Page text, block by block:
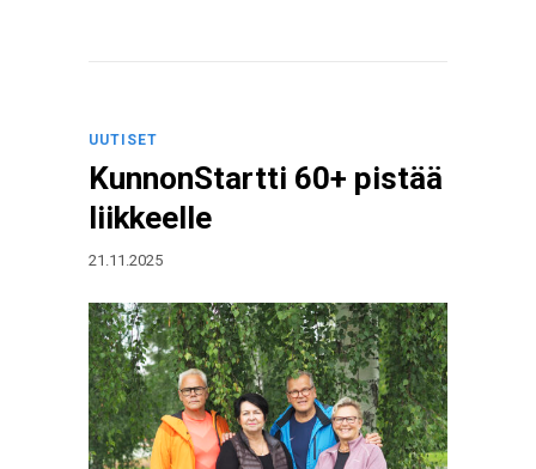
UUTISET
KunnonStartti 60+ pistää
liikkeelle
21.11.2025